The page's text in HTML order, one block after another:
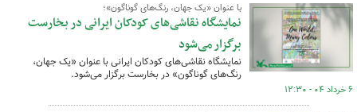
با عنوان «یک جهان، رنگ‌های گوناگون»؛
نمایشگاه نقاشی‌های کودکان ایرانی در بخارست
برگزار می‌شود
نمایشگاه نقاشی‌های کودکان ایرانی با عنوان «یک جهان،
رنگ‌های گوناگون» در بخارست برگزار می‌شود.
۶ خرداد ۰۴ - ۱۲:۳۰